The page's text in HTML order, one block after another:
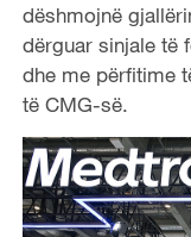
dëshmojnë
dërguar sinjale të
dhe me përfitime
të CMG-së.